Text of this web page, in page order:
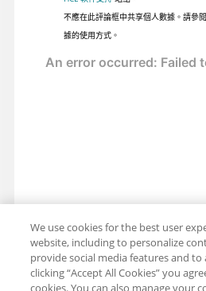
不應在此評論框中共享個人數據。請參
據的使用方式。
We use cookies for the best user
website, including to personalize
provide social media features and to
clicking “Accept All Cookies” you
cookies. You can also manage your